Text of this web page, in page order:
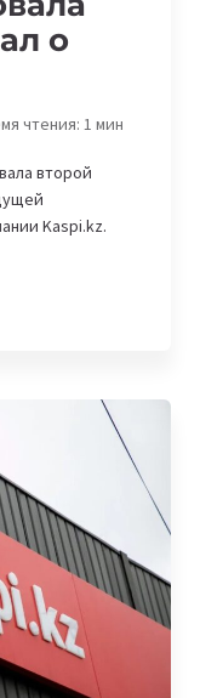
о
чтения: 1мин
второй
Kaspi.kz.